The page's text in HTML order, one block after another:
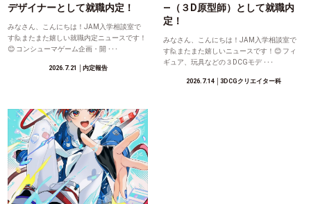
デザイナーとして就職内定！
みなさん、こんにちは！JAM入学相談室で
す🙋またまた嬉しい就職内定ニュースです！
😊 コンシューマゲーム企画・開 ･･･
2026.7.21 │内定報告
―（３D原型師）として就職内
定！
みなさん、こんにちは！JAM入学相談室で
す🙋またまた嬉しいニュースです！😊 フィ
ギュア、玩具などの３DCGモデ ･･･
2026.7.14│3DCGクリエイター科